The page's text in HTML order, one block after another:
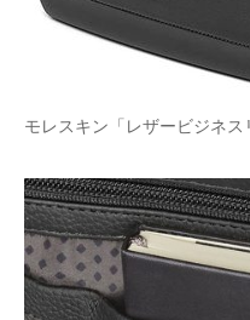
モレスキン「レザービジネス